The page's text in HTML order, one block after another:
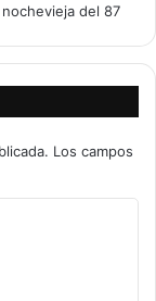
del 87
Los campos